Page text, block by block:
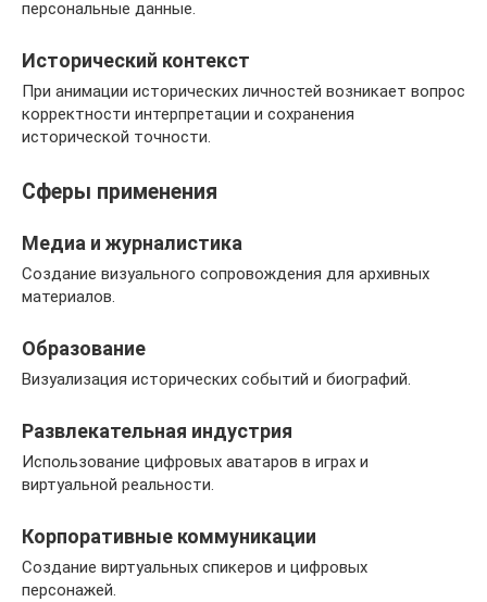
персональные данные.
Исторический контекст
При анимации исторических личностей возникает вопрос
корректности интерпретации и сохранения
исторической точности.
Сферы применения
Медиа и журналистика
Создание визуального сопровождения для архивных
материалов.
Образование
Визуализация исторических событий и биографий.
Развлекательная индустрия
Использование цифровых аватаров в играх и
виртуальной реальности.
Корпоративные коммуникации
Создание виртуальных спикеров и цифровых
персонажей.